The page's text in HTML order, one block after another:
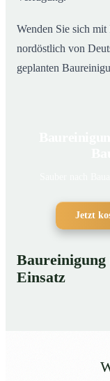
Wenden Sie sich
nordöstlich von
geplanten
Jetzt
Einsatz